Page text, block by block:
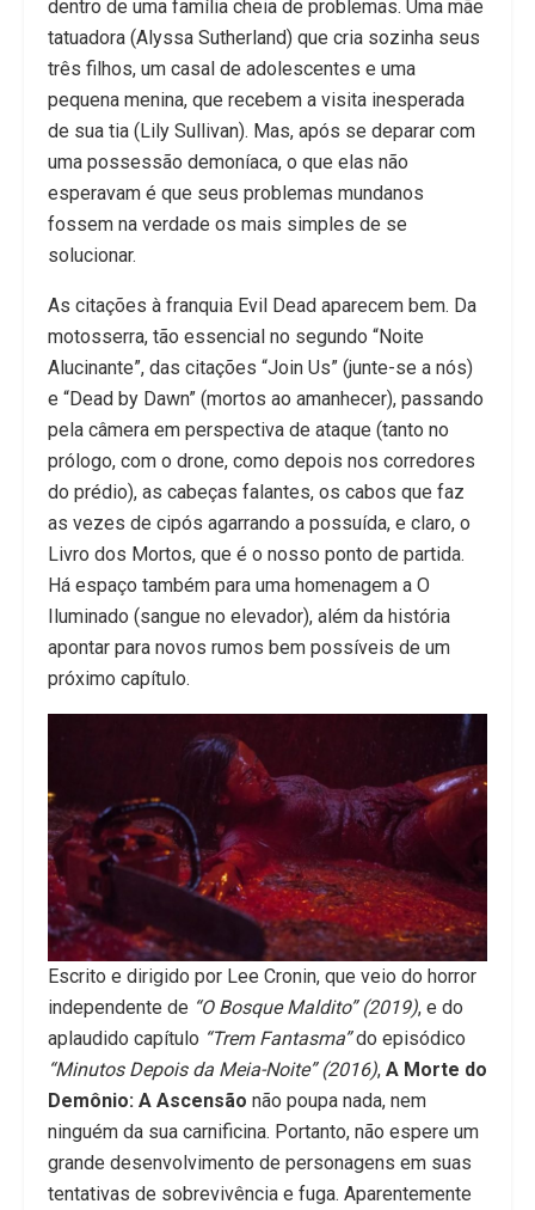
dentro de uma família cheia de problemas. Uma mãe
tatuadora (Alyssa Sutherland) que cria sozinha seus
três filhos, um casal de adolescentes e uma
pequena menina, que recebem a visita inesperada
de sua tia (Lily Sullivan). Mas, após se deparar com
uma possessão demoníaca, o que elas não
esperavam é que seus problemas mundanos
fossem na verdade os mais simples de se
solucionar.
As citações à franquia Evil Dead aparecem bem. Da
motosserra, tão essencial no segundo “Noite
Alucinante”, das citações “Join Us” (junte-se a nós)
e “Dead by Dawn” (mortos ao amanhecer), passando
pela câmera em perspectiva de ataque (tanto no
prólogo, com o drone, como depois nos corredores
do prédio), as cabeças falantes, os cabos que faz
as vezes de cipós agarrando a possuída, e claro, o
Livro dos Mortos, que é o nosso ponto de partida.
Há espaço também para uma homenagem a O
Iluminado (sangue no elevador), além da história
apontar para novos rumos bem possíveis de um
próximo capítulo.
Escrito e dirigido por Lee Cronin, que veio do horror
independente de “O Bosque Maldito” (2019), e do
aplaudido capítulo “Trem Fantasma”do episódico
“Minutos Depois da Meia-Noite” (2016), A Morte do
Demônio: A Ascensão não poupa nada, nem
ninguém da sua carnificina. Portanto, não espere um
grande desenvolvimento de personagens em suas
tentativas de sobrevivência e fuga. Aparentemente